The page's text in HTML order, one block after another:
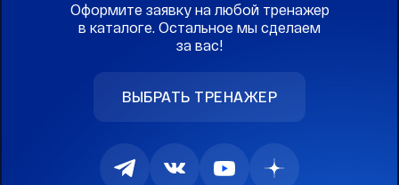
Оформите заявку на любой тренажер
в каталоге. Остальное мы сделаем
за вас!
ВЫБРАТЬ ТРЕНАЖЕР